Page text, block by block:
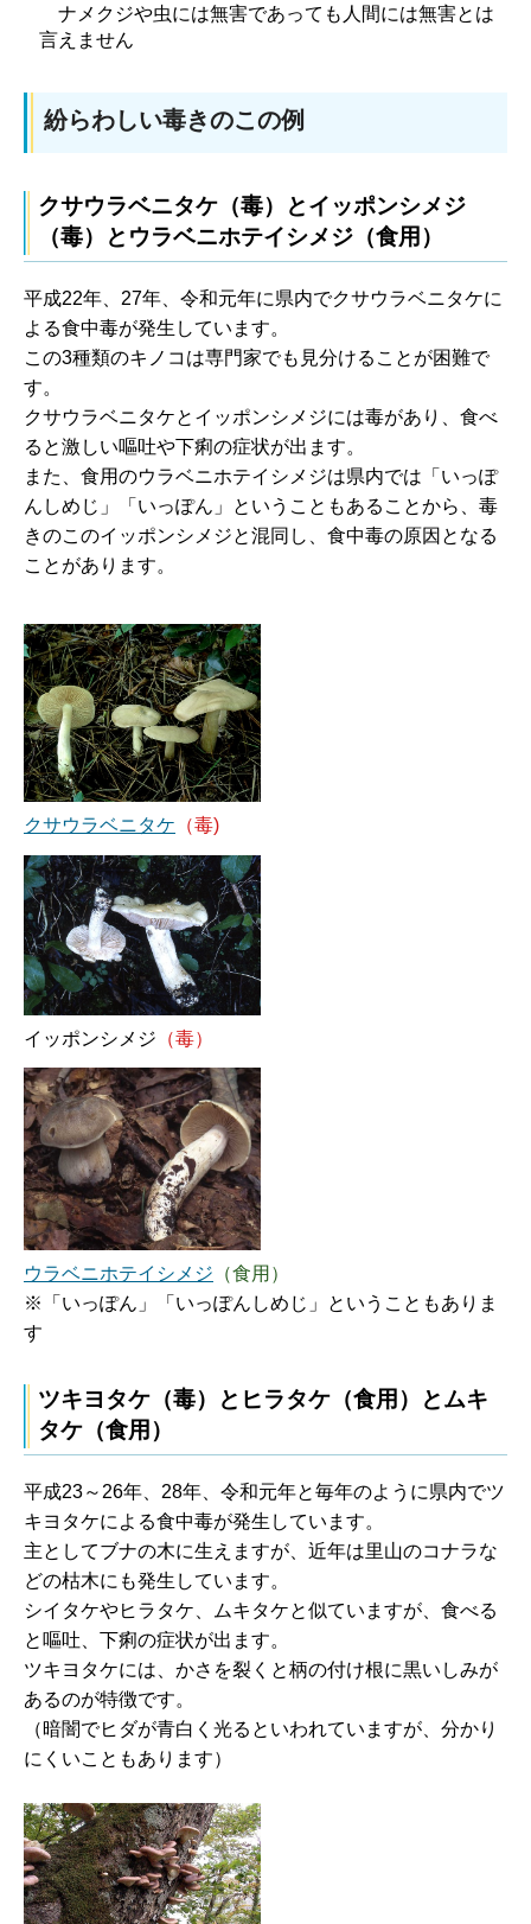
ナ メクジや虫には無害であっても人間には無害とは
言えません
紛らわしい毒きのこの例
クサウラベニタケ（毒）とイッポンシメジ
（毒）とウラベニホテイシメジ（食用）
平成22年、27年、令和元年に県内でクサウラベニタケに
よる食中毒が発生しています。
この3種類のキノコは専門家でも見分けることが困難で
す。
クサウラベニタケとイッポンシメジには毒があり、食べ
ると激しい嘔吐や下痢の症状が出ます。
また、食用のウラベニホテイシメジは県内では「いっぽ
んしめじ」「いっぽん」ということもあることから、毒
きのこのイッポンシメジと混同し、食中毒の原因となる
ことがあります。
クサウラベニタケ （毒)
イッポンシメジ （毒）
ウラベニホテイシメジ （食用）
※「いっぽん」「いっぽんしめじ」ということもありま
す
ツキヨタケ（毒）とヒラタケ（食用）とムキ
タケ（食用）
平成23～26年、28年、令和元年と毎年のように県内でツ
キヨタケによる食中毒が発生しています。
主としてブナの木に生えますが、近年は里山のコナラな
どの枯木にも発生しています。
シイタケやヒラタケ、ムキタケと似ていますが、食べる
と嘔吐、下痢の症状が出ます。
ツキヨタケには、かさを裂くと柄の付け根に黒いしみが
あるのが特徴です。
（暗闇でヒダが青白く光るといわれていますが、分かり
にくいこともあります）